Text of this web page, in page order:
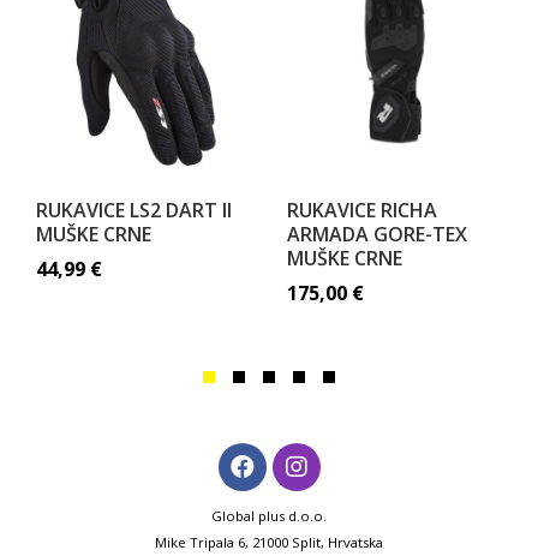
RUKAVICE LS2 DART II
MUŠKE CRNE
44,99 €
RUKAVICE RICHA
ARMADA GORE-TEX
MUŠKE CRNE
175,00 €
Global plus d.o.o.
Mike Tripala 6, 21000 Split, Hrvatska